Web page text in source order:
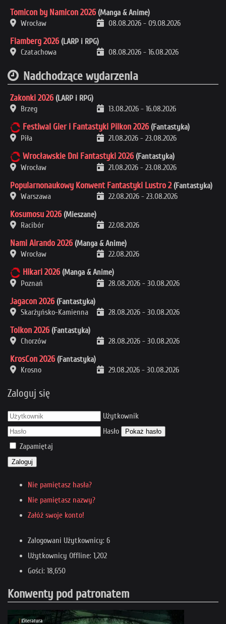
Tomicon by Namicon 2026 (Manga & Anime)
Wrocław
08.08.2026 - 09.08.2026
Flamberg 2026 (LARP i RPG)
Czatachowa
08.08.2026 - 16.08.2026
Nadchodzące wydarzenia
Zakonki 2026 (LARP i RPG)
Brzeg
13.08.2026 - 16.08.2026
Festiwal Gier i Fantastyki Pilkon 2026 (Fantastyka)
Piła
21.08.2026 - 23.08.2026
Wrocławskie Dni Fantastyki 2026 (Fantastyka)
Wrocław
21.08.2026 - 23.08.2026
Popularnonaukowy Konwent Fantastyki Lustro 2 (Fantastyka)
Warszawa
22.08.2026 - 23.08.2026
Kosumosu 2026 (Mieszane)
Racibór
22.08.2026
Nami Airando 2026 (Manga & Anime)
Wrocław
22.08.2026
Hikari 2026 (Manga & Anime)
Poznań
28.08.2026 - 30.08.2026
Jagacon 2026 (Fantastyka)
Skarżyńsko-Kamienna
28.08.2026 - 30.08.2026
Tolkon 2026 (Fantastyka)
Chorzów
28.08.2026 - 30.08.2026
KrosCon 2026 (Fantastyka)
Krosno
29.08.2026 - 30.08.2026
Zaloguj się
Użytkownik
Hasło
Pokaż hasło
Zapamiętaj
Zaloguj
Nie pamiętasz hasła?
Nie pamiętasz nazwy?
Załóż swoje konto!
Zalogowani Użytkownicy: 6
Użytkownicy Offline: 1,202
Gości: 18,650
Konwenty pod patronatem